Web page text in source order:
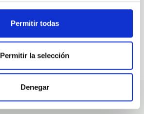
Permitir todas
Permitir la selección
Denegar